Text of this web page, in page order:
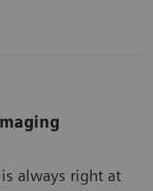
always right at